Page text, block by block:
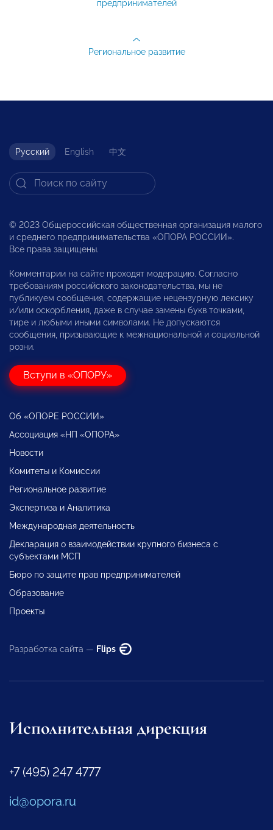
предпринимателей
Региональное развитие
Русский English 中文
© 2023 Общероссийская общественная организация малого
и среднего предпринимательства «ОПОРА РОССИИ».
Все права защищены.
Комментарии на сайте проходят модерацию. Согласно
требованиям российского законодательства, мы не
публикуем сообщения, содержащие нецензурную лексику
и/или оскорбления, даже в случае замены букв точками,
тире и любыми иными символами. Не допускаются
сообщения, призывающие к межнациональной и социальной
розни.
Вступи в «ОПОРУ»
Об «ОПОРЕ РОССИИ»
Ассоциация «НП «ОПОРА»
Новости
Комитеты и Комиссии
Региональное развитие
Экспертиза и Аналитика
Международная деятельность
Декларация о взаимодействии крупного бизнеса с
субъектами МСП
Бюро по защите прав предпринимателей
Образование
Проекты
Разработка сайта — Flips
Исполнительная дирекция
+7 (495) 247 4777
id@opora.ru